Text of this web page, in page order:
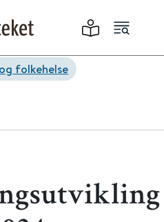
folkehelse